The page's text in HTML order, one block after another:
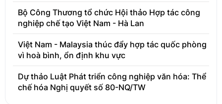
Bộ Công Thương tổ chức Hội thảo Hợp tác công
nghiệp chế tạo Việt Nam - Hà Lan
Việt Nam - Malaysia thúc đẩy hợp tác quốc phòng
vì hoà bình, ổn định khu vực
Dự thảo Luật Phát triển công nghiệp văn hóa: Thể
chế hóa Nghị quyết số 80-NQ/TW